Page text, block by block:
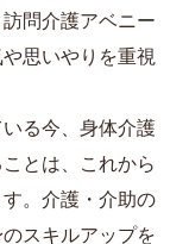
問介護アベニー
思いやりを重視
る今、身体介護
とは、これから
。介護・介助の
スキルアップを